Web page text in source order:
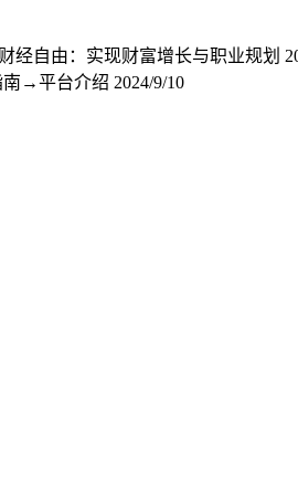
经自由：实现财富增长与职业规划
南→平台介绍 2024/9/10